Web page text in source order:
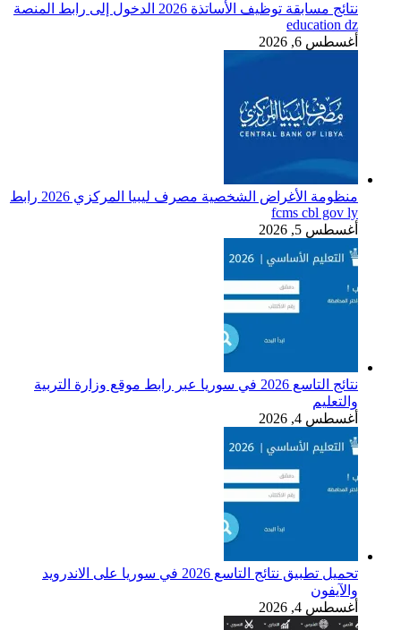
نتائج مسابقة توظيف الأساتذة 2026 الدخول إلى رابط المنصة
education dz
أغسطس 6, 2026
منظومة الأغراض الشخصية مصرف ليبيا المركزي 2026 رابط
fcms cbl gov ly
أغسطس 5, 2026
نتائج التاسع 2026 في سوريا عبر رابط موقع وزارة التربية
والتعليم
أغسطس 4, 2026
تحميل تطبيق نتائج التاسع 2026 في سوريا على الاندرويد
والآيفون
أغسطس 4, 2026